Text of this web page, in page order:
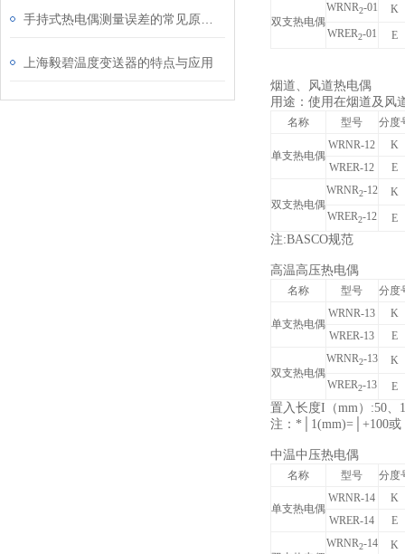
上海毅碧温度变送器的特点与应用
双支热电偶
WRNR2-01
K
WRER2-01 E
烟道、风道热电偶
用途：使用在烟道及风
名称 型号 分度
单支热电偶
WRNR-12
K
WRER-12
E
双支热电偶
WRNR2-12
K
WRER2-12 E
注:BASCO规范
高温高压热电偶
名称 型号 分度
单支热电偶
WRNR-13
K
WRER-13
E
双支热电偶
WRNR2-13
K
WRER2-13 E
置入长度I（mm）:50、
注：*│1(mm)=│+100或
中温中压热电偶
名称 型号 分度
单支热电偶
WRNR-14
K
WRER-14
E
WRNR2-14
K